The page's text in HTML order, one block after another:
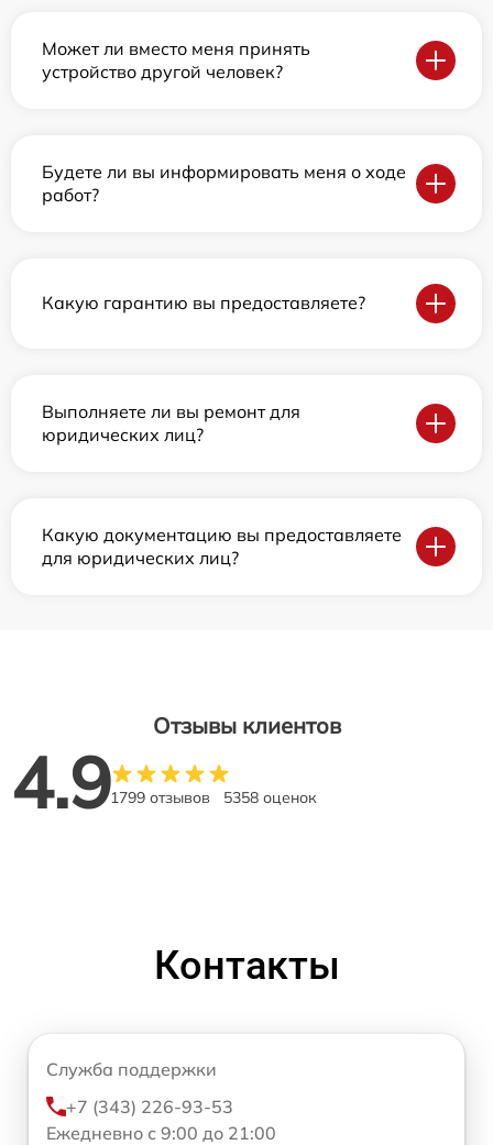
Может ли вместо меня принять
устройство другой человек?
Будете ли вы информировать меня о ходе
работ?
Какую гарантию вы предоставляете?
Выполняете ли вы ремонт для
юридических лиц?
Какую документацию вы предоставляете
для юридических лиц?
Отзывы клиентов
4.91799 отзывов 5358 оценок
Контакты
Служба поддержки
+7 (343) 226-93-53
Ежедневно с 9:00 до 21:00